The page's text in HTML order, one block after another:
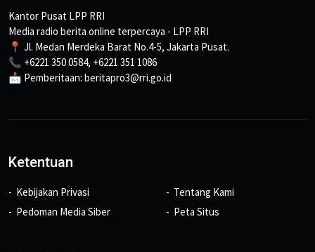
Kantor Pusat LPP RRI
Media radio berita online terpercaya - LPP RRI
📍 Jl. Medan Merdeka Barat No.4-5, Jakarta Pusat.
📞 +6221 350 0584, +6221 351 1086
📩 Pemberitaan: beritapro3@rri.go.id
Ketentuan
Kebijakan Privasi
Pedoman Media Siber
Tentang Kami
Peta Situs